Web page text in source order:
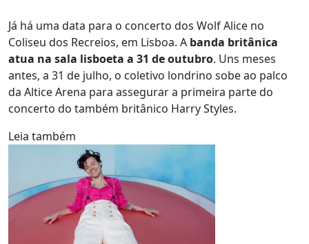
Já há uma data para o concerto dos Wolf Alice no
Coliseu dos Recreios, em Lisboa. A banda britânica
atua na sala lisboeta a 31 de outubro. Uns meses
antes, a 31 de julho, o coletivo londrino sobe ao palco
da Altice Arena para assegurar a primeira parte do
concerto do também britânico Harry Styles.
Leia também